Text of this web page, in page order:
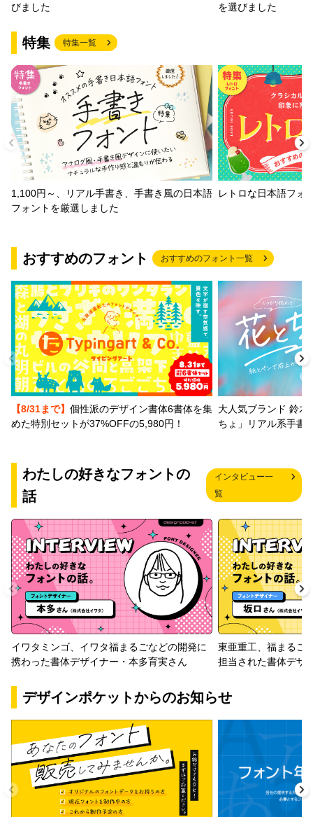
びました
を選びました
特集 特集一覧
1,100円～、リアル手書き、手書き風の日本語
フォントを厳選しました
レトロな日本語フォ
おすすめのフォント おすすめのフォント一覧
【8/31まで】 個性派のデザイン書体6書体を集
めた特別セットが37%OFFの5,980円！
大人気ブランド 鈴木
ちょ」リアル系手書
わたしの好きなフォントの
話
インタビュー一
覧
イワタミンゴ、イワタ福まるごなどの開発に
携わった書体デザイナー・本多育実さん
東亜重工、福まるご
担当された書体デザ
デザインポケットからのお知らせ